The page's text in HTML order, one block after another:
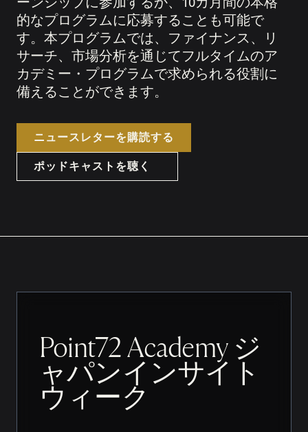
的なプログラムに応募することも可能で
す。本プログラムでは、ファイナンス、リ
サーチ、市場分析を通じてフルタイムのア
カデミー・プログラムで求められる役割に
備えることができます。
ニュースレターを購読する
ポッドキャストを聴く
Point72 Academy ジ
ャパンインサイト
ウィーク